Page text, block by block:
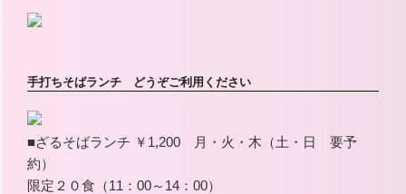
手打ちそばランチ どうぞご利用ください
■ざるそばランチ ￥1,200 月・火・木（土・日 要予
約）
限定２０食（11：00～14：00）